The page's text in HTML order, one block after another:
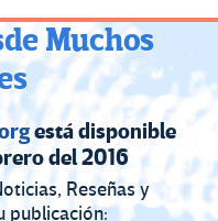
Muchos
está disponible
del 2016
Reseñas y
publicación: